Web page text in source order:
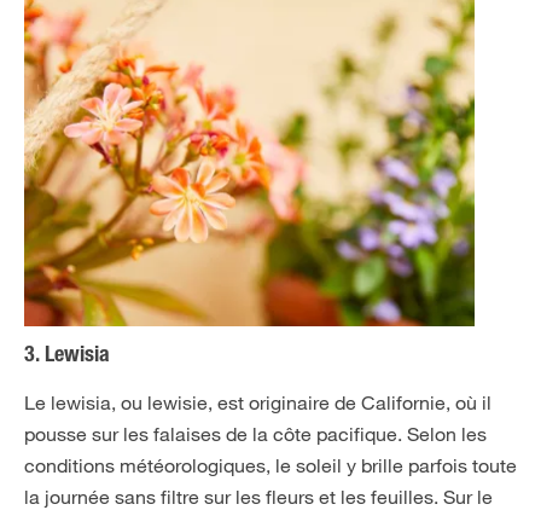
3. Lewisia
Le lewisia, ou lewisie, est originaire de Californie, où il
pousse sur les falaises de la côte pacifique. Selon les
conditions météorologiques, le soleil y brille parfois toute
la journée sans filtre sur les fleurs et les feuilles. Sur le